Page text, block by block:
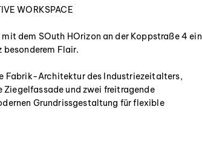
WORKSPACE
dem SOuth HOrizon an der Koppstraße 4 ein
Flair.
Fabrik-Architektur des Industriezeitalters,
Ziegelfassade und zwei freitragende
Grundrissgestaltung für flexible